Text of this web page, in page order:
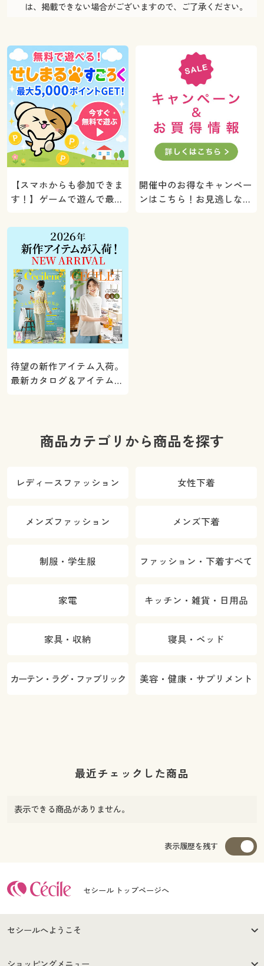
は、掲載できない場合がございますので、ご了承ください。
【スマホからも参加できま
す！】ゲームで遊んで最大
ト！
開催中のお得なキャンペー
ンはこちら！お見逃しな
待望の新作アイテム入荷。
最新カタログ＆アイテムを
商品カテゴリから商品を探す
レディースファッション 女性下着
メンズファッション メンズ下着
制服・学生服 ファッション・下着すべて
家電 キッチン・雑貨・日用品
家具・収納 寝具・ベッド
カーテン・ラグ・ファブリック 美容・健康・サプリメント
最近チェックした商品
表示できる商品がありません。
表示履歴を残す
セシール トップページへ
セシールへようこそ
はじめての方へ